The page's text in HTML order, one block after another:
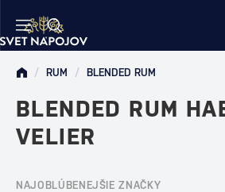
/ RUM / BLENDED RUM
BLENDED RUM
VELIER
NAJOBLÚBENEJŠIE ZNAČKY